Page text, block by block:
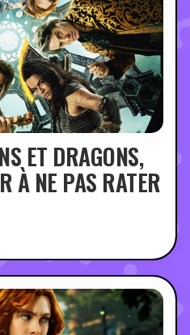
ET DRAGONS,
À NE PAS RATER